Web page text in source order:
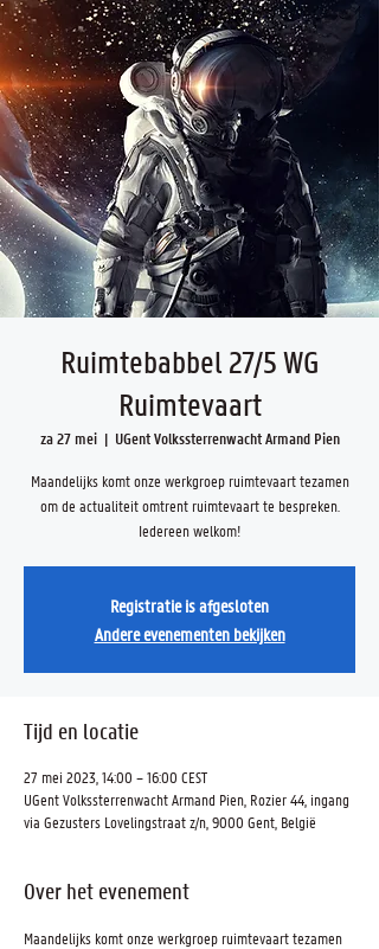
Ruimtebabbel 27/5 WG
Ruimtevaart
za 27 mei
  |
UGent Volkssterrenwacht Armand Pien
Maandelijks komt onze werkgroep ruimtevaart tezamen
om de actualiteit omtrent ruimtevaart te bespreken.
Iedereen welkom!
Registratie is afgesloten
Andere evenementen bekijken
Tijd en locatie
27 mei 2023, 14:00 – 16:00 CEST
UGent Volkssterrenwacht Armand Pien, Rozier 44, ingang
via Gezusters Lovelingstraat z/n, 9000 Gent, België
Over het evenement
Maandelijks komt onze werkgroep ruimtevaart tezamen